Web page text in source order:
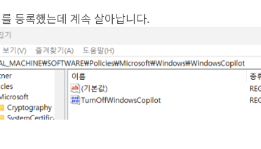
등록했는데 계속 살아납니다.